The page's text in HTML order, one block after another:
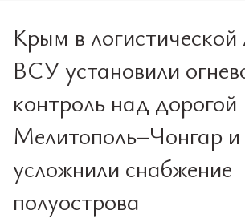
Крым в
ВСУ установили
контроль над дорогой
Мелитополь–Чонгар и
усложнили снабжение
полуострова